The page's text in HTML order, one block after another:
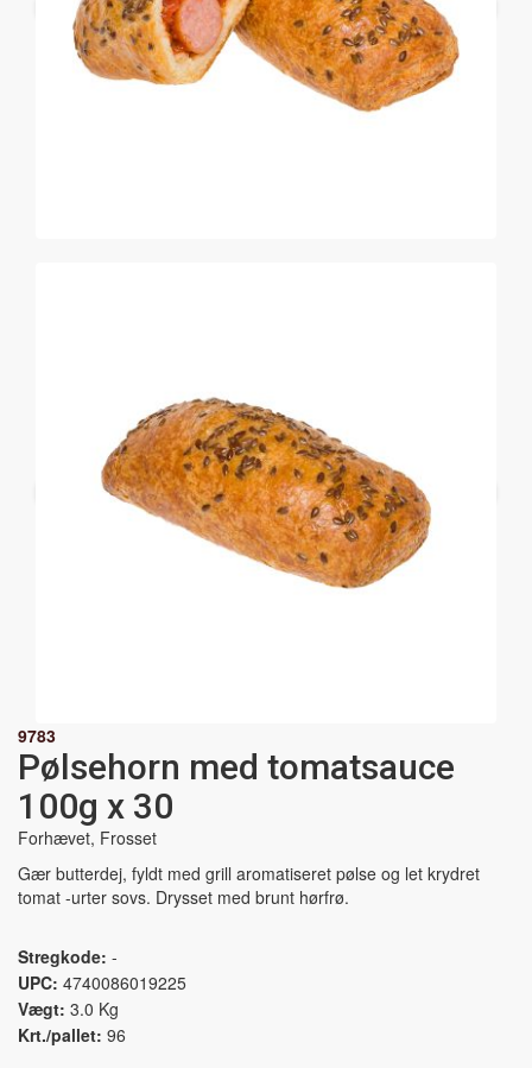
9783
Pølsehorn med tomatsauce
100g x 30
Forhævet, Frosset
Gær butterdej, fyldt med grill aromatiseret pølse og let krydret
tomat -urter sovs. Drysset med brunt hørfrø.
Stregkode: -
UPC: 4740086019225
Vægt: 3.0 Kg
Krt./pallet: 96